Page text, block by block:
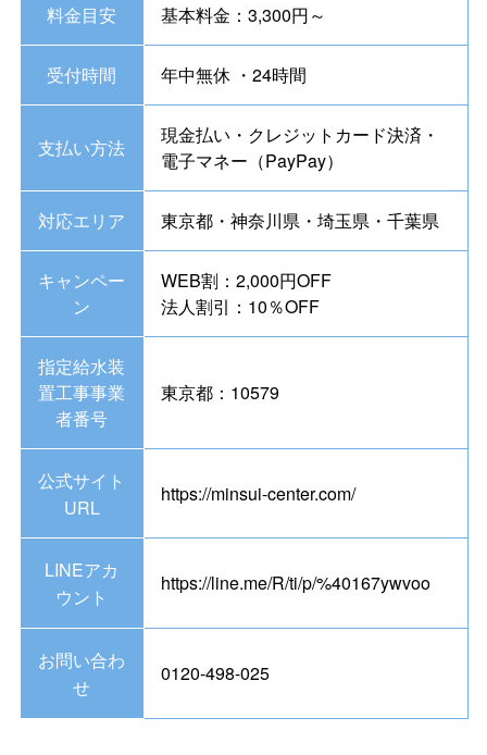
料金目安 基本料金：3,300円～
受付時間 年中無休 ・24時間
支払い方法
現金払い・クレジットカード決済・
電子マネー（PayPay）
対応エリア 東京都・神奈川県・埼玉県・千葉県
キャンペー
ン
WEB割：2,000円OFF
法人割引：10％OFF
指定給水装
置工事事業
者番号
東京都：10579
公式サイト
URL
https://minsui-center.com/
LINEアカ
ウント
https://line.me/R/ti/p/%40167ywvoo
お問い合わ
せ
0120-498-025